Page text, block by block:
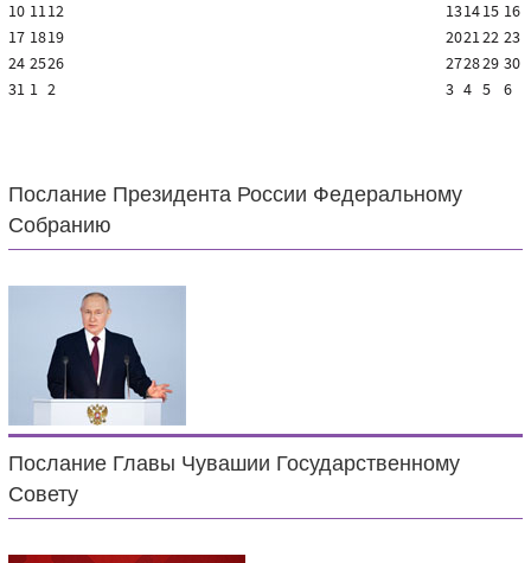
10 1112 131415 16
17 1819 202122 23
24 2526 272829 30
31 1 2 3 4 5 6
Послание Президента России Федеральному
Собранию
Послание Главы Чувашии Государственному
Совету